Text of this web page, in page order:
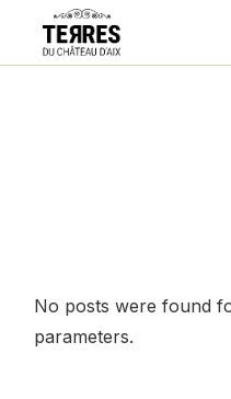
content
No posts were found
parameters.